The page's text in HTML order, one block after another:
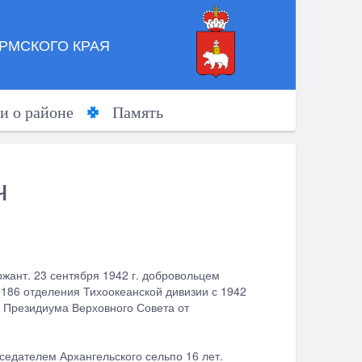
КРАЯ
о районе Память
23 сентября 1942 г. добровольцем
отделения Тихоокеанской дивизии с 1942
Верховного Совета от
Архангельского сельпо 16 лет.